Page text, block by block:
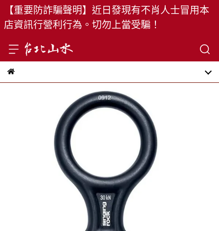
【重要防詐騙聲明】近日發現有不肖人士冒用本
店資訊行營利行為。切勿上當受騙！